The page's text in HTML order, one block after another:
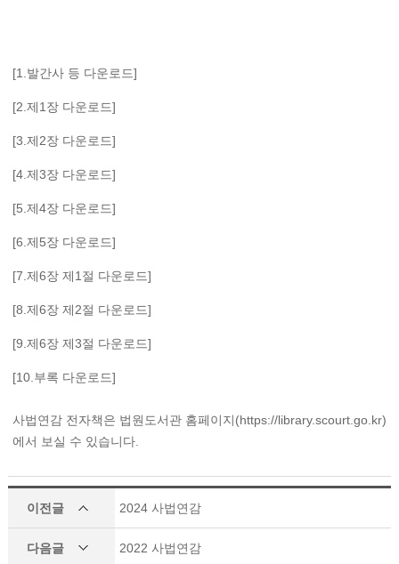
[1.발간사 등 다운로드]
[2.제1장 다운로드]
[3.제2장 다운로드]
[4.제3장 다운로드]
[5.제4장 다운로드]
[6.제5장 다운로드]
[7.제6장 제1절 다운로드]
[8.제6장 제2절 다운로드]
[9.제6장 제3절 다운로드]
[10.부록 다운로드]
사법연감 전자책은 법원도서관 홈페이지(https://library.scourt.go.kr)
에서 보실 수 있습니다.
이전글 2024 사법연감
다음글 2022 사법연감